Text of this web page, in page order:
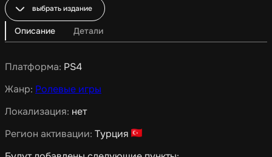
выбрать издание
Описание Детали
Платформа: PS4
Жанр: Ролевые игры
Локализация: нет
Регион активации: Турция